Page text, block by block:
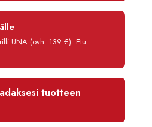
UNA (ovh. 139 €). Etu
tuotteen